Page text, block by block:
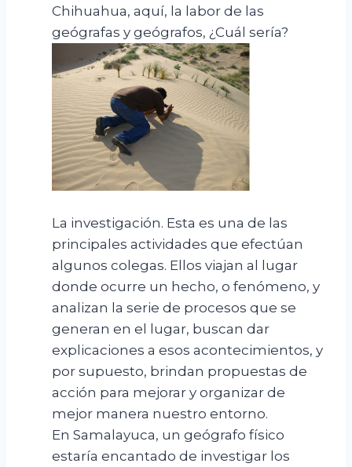
Chihuahua, aquí, la labor de las
geógrafas y geógrafos, ¿Cuál sería?
La investigación. Esta es una de las
principales actividades que efectúan
algunos colegas. Ellos viajan al lugar
donde ocurre un hecho, o fenómeno, y
analizan la serie de procesos que se
generan en el lugar, buscan dar
explicaciones a esos acontecimientos, y
por supuesto, brindan propuestas de
acción para mejorar y organizar de
mejor manera nuestro entorno.
En Samalayuca, un geógrafo físico
estaría encantado de investigar los